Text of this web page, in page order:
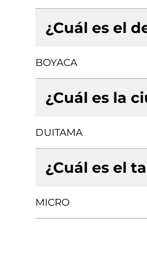
¿Cuál es el
BOYACA
¿Cuál es la
DUITAMA
¿Cuál es el
MICRO